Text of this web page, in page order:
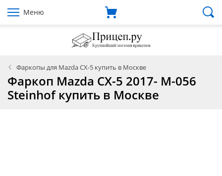
Меню
Фаркопы для Mazda CX-5 купить в Москве
Фаркоп Mazda CX-5 2017- M-056
Steinhof купить в Москве